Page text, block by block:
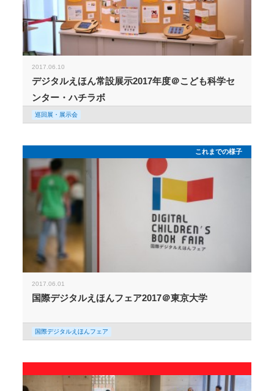
2017.06.10
デジタルえほん常設展示2017年度＠こども科学セ
ンター・ハチラボ
巡回展・展示会
これまでの様子
2017.06.01
国際デジタルえほんフェア2017＠東京大学
国際デジタルえほんフェア